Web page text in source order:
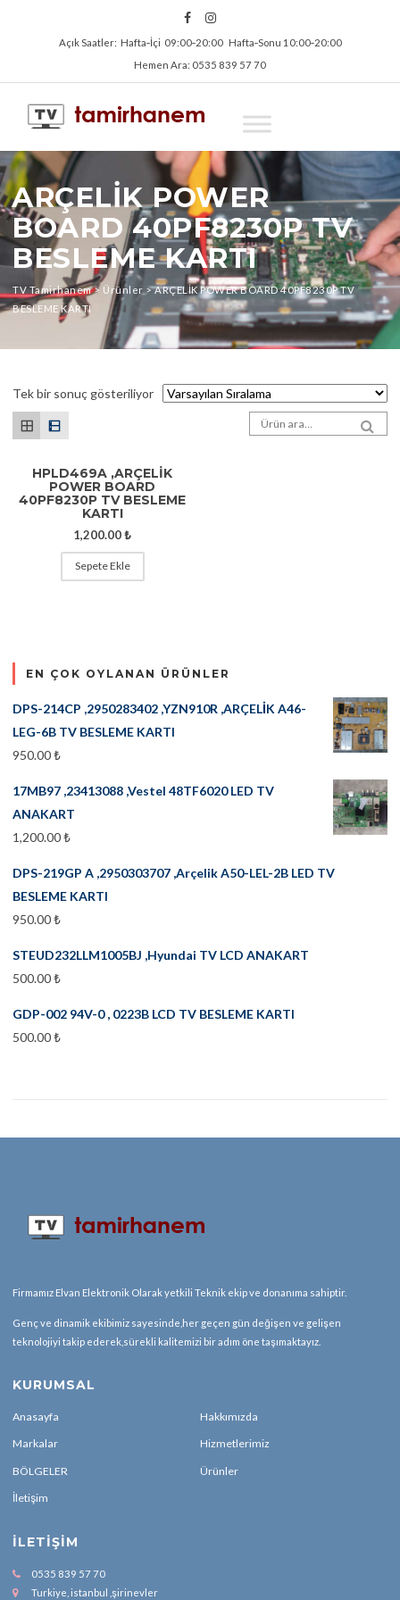
Açık Saatler: Hafta‑İçi 09:00‑20:00 Hafta‑Sonu 10:00‑20:00
Hemen Ara: 0535 839 57 70
ARÇELİK POWER
BOARD 40PF8230P TV
BESLEME KARTI
TV Tamirhanem> Ürünler >ARÇELİK POWER BOARD 40PF8230P TV
BESLEME KARTI
Tek bir sonuç gösteriliyor
Arama sonuçları:
HPLD469A ,ARÇELİK
POWER BOARD
40PF8230P TV BESLEME
KARTI
1,200.00₺
Sepete Ekle
EN ÇOK OYLANAN ÜRÜNLER
DPS-214CP ,2950283402 ,YZN910R ,ARÇELİK A46-
LEG-6B TV BESLEME KARTI
950.00₺
17MB97 ,23413088 ,Vestel 48TF6020 LED TV
ANAKART
1,200.00₺
DPS-219GP A ,2950303707 ,Arçelik A50-LEL-2B LED TV
BESLEME KARTI
950.00₺
STEUD232LLM1005BJ ,Hyundai TV LCD ANAKART
500.00₺
GDP-002 94V-0 , 0223B LCD TV BESLEME KARTI
500.00₺
Firmamız Elvan Elektronik Olarak yetkili Teknik ekip ve donanıma sahiptir.
Genç ve dinamik ekibimiz sayesinde,her geçen gün değişen ve gelişen
teknolojiyi takip ederek,sürekli kalitemizi bir adım öne taşımaktayız.
KURUMSAL
Anasayfa Hakkımızda
Markalar Hizmetlerimiz
BÖLGELER Ürünler
İletişim
İLETIŞIM
0535 839 57 70
Turkiye, istanbul ,şirinevler